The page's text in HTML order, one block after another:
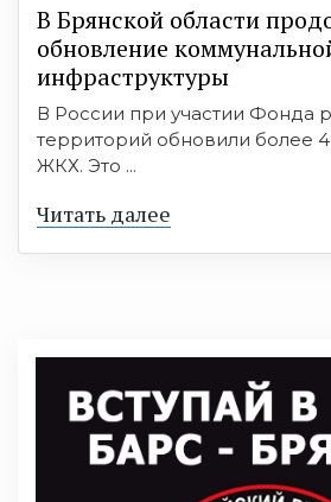
В Брянской области
обновление
инфраструктуры
В России при участии Фонда
территорий обновили более
ЖКХ. Это ...
Читать далее